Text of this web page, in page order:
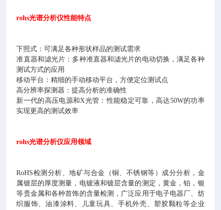
rohs光谱分析仪性能特点
下照式：可满足各种形状样品的测试需求
准直器和滤光片：多种准直器和滤光片的电动切换，满足各种
测试方式的应用
移动平台：精细的手动移动平台，方便定位测试点
高分辨率探测器：提高分析的准确性
新一代的高压电源和X光管：性能稳定可靠，高达50W的功率
实现更高的测试效率
rohs光谱分析仪应用领域
RoHS检测分析、地矿与合金（铜、不锈钢等）成分分析，金
属镀层的厚度测量，电镀液和镀层含量的测定，黄金，铂，银
等贵金属和各种首饰的含量检测，广泛应用于电子电器厂、纺
织服饰、油漆涂料、儿童玩具、手机外壳、塑胶颗粒等企业